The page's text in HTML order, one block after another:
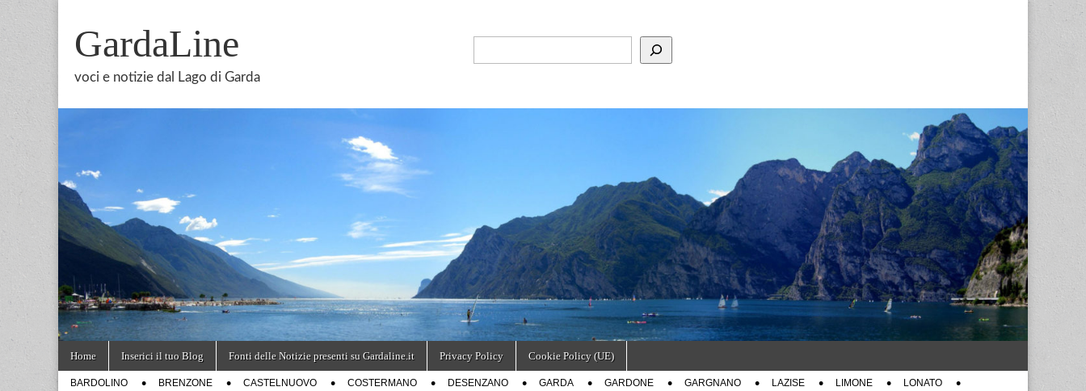
GardaLine
voci e notizie dal Lago di Garda
Main
menu
content
Home Inserici il tuo Blog Fonti delle Notizie presenti su Gardaline.it Privacy Policy Cookie Policy (UE)
SubBARDOLINO BRENZONE CASTELNUOVO COSTERMANO DESENZANO GARDA GARDONE GARGNANO LAZISE LIMONE LONATO